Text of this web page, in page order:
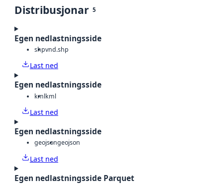
Distribusjonar 5
Egen nedlastningsside
shpvnd.shp
Last ned
Egen nedlastningsside
kmlkml
Last ned
Egen nedlastningsside
geojsongeojson
Last ned
Egen nedlastningsside Parquet